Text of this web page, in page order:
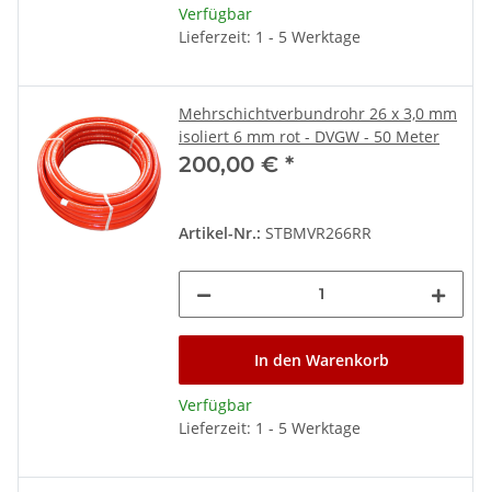
Verfügbar
Lieferzeit: 1 - 5 Werktage
Mehrschichtverbundrohr 26 x 3,0 mm
isoliert 6 mm rot - DVGW - 50 Meter
200,00 € *
Artikel-Nr.: STBMVR266RR
In den Warenkorb
Verfügbar
Lieferzeit: 1 - 5 Werktage